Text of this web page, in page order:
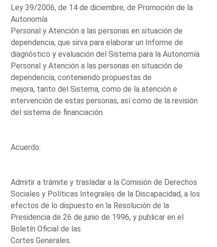
Ley 39/2006, de 14 de diciembre, de Promoción de la
Autonomía
Personal y Atención a las personas en situación de
dependencia, que sirva para elaborar un Informe de
diagnóstico y evaluación del Sistema para la Autonomía
Personal y Atención a las personas en situación de
dependencia, conteniendo propuestas de
mejora, tanto del Sistema, como de la atención e
intervención de estas personas, así como de la revisión
del sistema de financiación.
Acuerdo:
Admitir a trámite y trasladar a la Comisión de Derechos
Sociales y Políticas Integrales de la Discapacidad, a los
efectos de lo dispuesto en la Resolución de la
Presidencia de 26 de junio de 1996, y publicar en el
Boletín Oficial de las
Cortes Generales.